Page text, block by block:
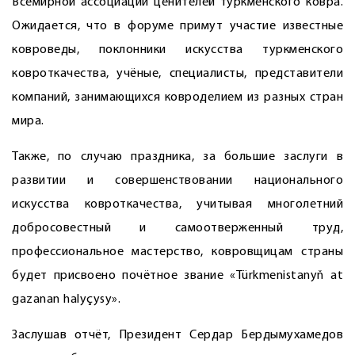
Ожидается, что в форуме примут участие известные
ковроведы, поклонники искусства туркменского
ковроткачества, учёные, специалисты, представители
компаний, занимающихся ковроделием из разных стран
мира.
Также, по случаю праздника, за большие заслуги в
развитии и совершенствовании национального
искусства ковроткачества, учитывая многолетний
добросовестный и самоотверженный труд,
профессиональное мастерство, ковровщицам страны
будет присвоено почётное звание «Türkmenistanyň at
gazanan halyçysy».
Заслушав отчёт, Президент Сердар Бердымухамедов